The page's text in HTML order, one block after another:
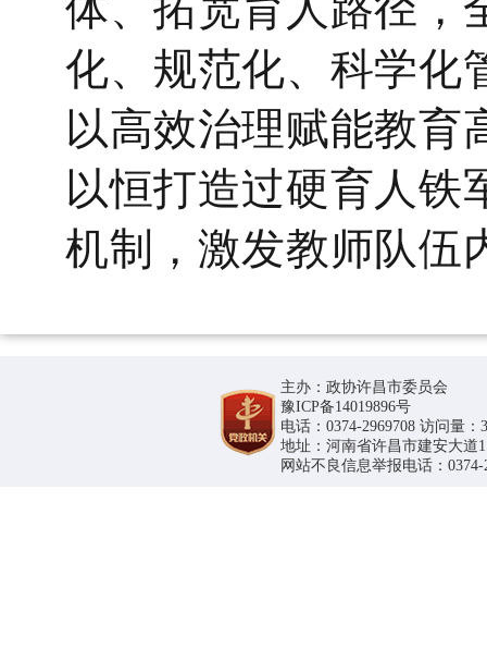
化、规范化、科学化
以高效治理赋能教育
以恒打造过硬育人铁
机制，激发教师队伍
主办：政协许昌市委员会
豫ICP备14019896号
电话：0374-2969708 访问量：
地址：河南省许昌市建安大道
网站不良信息举报电话：